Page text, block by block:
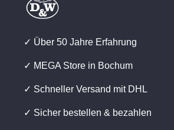
✓ Über 50 Jahre Erfahrung
✓ MEGA Store in Bochum
✓ Schneller Versand mit DHL
✓ Sicher bestellen & bezahlen